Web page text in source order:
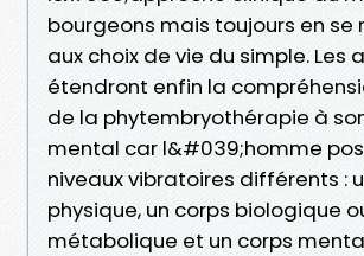
bourgeons mais toujours en
aux choix de vie du simple. Les
étendront enfin la
de la phytembryothérapie à
mental car l&#039;homme
niveaux vibratoires différents :
physique, un corps biologique
métabolique et un corps